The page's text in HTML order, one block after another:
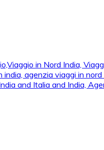
agenzia viaggi in nord
and Italia and India,